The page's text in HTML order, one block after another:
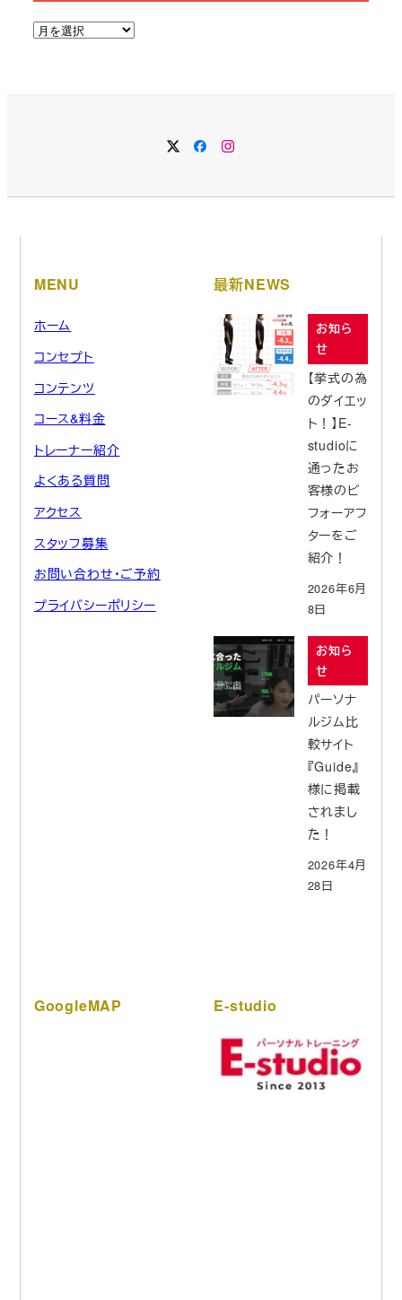
ア
MENU
ホーム
コンセプト
コンテンツ
コース&料金
トレーナー紹介
よくある質問
アクセス
スタッフ募集
お問い合わせ・ご予約
プライバシーポリシー
最新NEWS
お知ら
せ
【挙式の為
のダイエッ
ト！】E-
studioに
通ったお
客様のビ
フォーアフ
ターをご
紹介！
2026年6月
8日
お知ら
せ
パーソナ
ルジム比
較サイト
『Guide』
様に掲載
されまし
た！
2026年4月
28日
GoogleMAP E-studio